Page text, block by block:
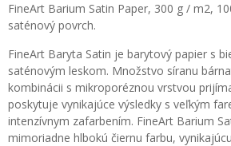
FineArt Barium Satin Paper, 300 g / m2,
saténový povrch.
FineArt Baryta Satin je barytový papier s
saténovým leskom. Množstvo síranu
kombinácii s mikroporéznou vrstvou
poskytuje vynikajúce výsledky s veľkým
intenzívnym zafarbením. FineArt Barium
mimoriadne hlbokú čiernu farbu,